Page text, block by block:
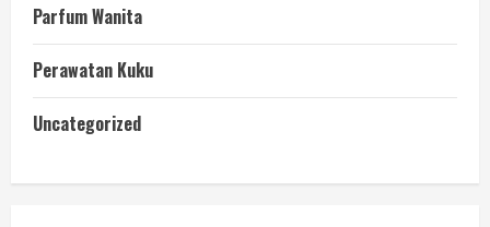
Parfum Wanita
Perawatan Kuku
Uncategorized